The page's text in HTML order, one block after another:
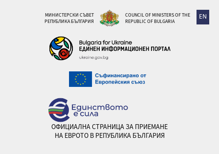
EN
МИНИСТЕРСКИ СЪВЕТ
РЕПУБЛИКА БЪЛГАРИЯ
COUNCIL OF MINISTERS OF THE
REPUBLIC OF BULGARIA
ОФИЦИАЛНА СТРАНИЦА ЗА ПРИЕМАНЕ
НА ЕВРОТО В РЕПУБЛИКА БЪЛГАРИЯ